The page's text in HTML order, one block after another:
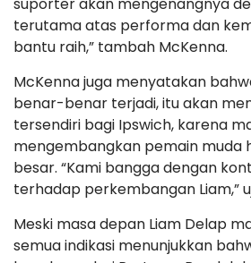
terutama atas performa dan
bantu raih,” tambah McKenna.
McKenna juga menyatakan
benar-benar terjadi, itu akan
tersendiri bagi Ipswich, karena
mengembangkan pemain muda
besar. “Kami bangga dengan
terhadap perkembangan Liam,”
Meski masa depan Liam Delap
semua indikasi menunjukkan